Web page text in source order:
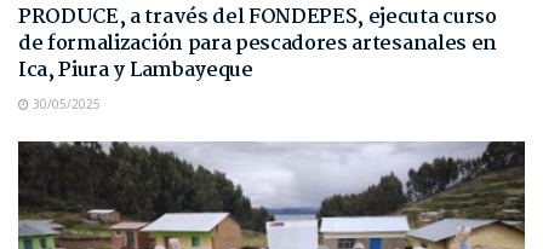
PRODUCE, a través del FONDEPES, ejecuta curso
de formalización para pescadores artesanales en
Ica, Piura y Lambayeque
30/05/2025